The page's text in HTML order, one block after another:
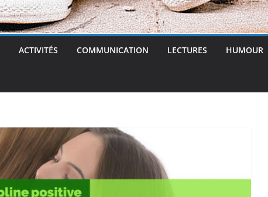
ACTIVITÉS COMMUNICATION LECTURES HUMOUR